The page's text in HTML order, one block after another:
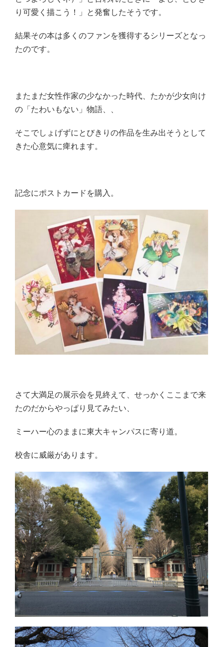
り可愛く描こう！」と発奮したそうです。
結果その本は多くのファンを獲得するシリーズとなっ
たのです。
またまだ女性作家の少なかった時代、たかが少女向け
の「たわいもない」物語、、
そこでしょげずにとびきりの作品を生み出そうとして
きた心意気に痺れます。
記念にポストカードを購入。
さて大満足の展示会を見終えて、せっかくここまで来
たのだからやっぱり見てみたい、
ミーハー心のままに東大キャンパスに寄り道。
校舎に威厳があります。